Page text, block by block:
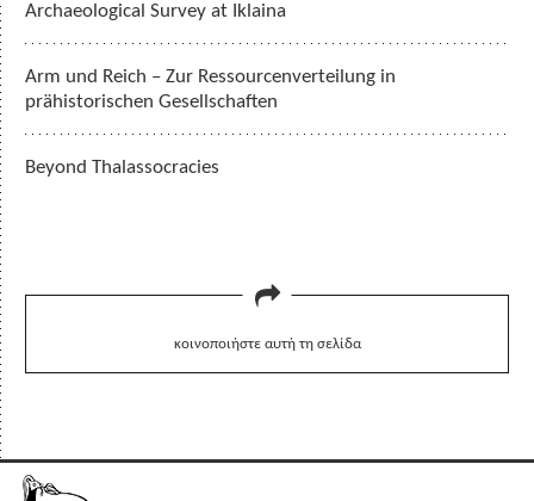
Archaeological Survey at Iklaina
Arm und Reich – Zur Ressourcenverteilung in
prähistorischen Gesellschaften
Beyond Thalassocracies
κοινοποιήστε αυτή τη σελίδα